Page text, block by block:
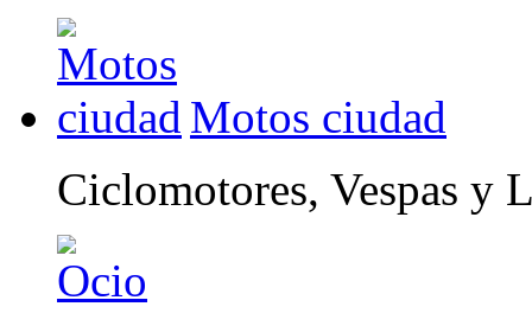
Motos ciudad
Ciclomotores, Vespas y